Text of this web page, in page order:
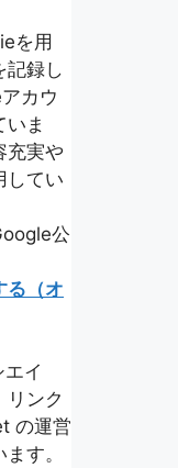
を用
記録し
カウ
ま
充実や
してい
公
る（オ
イ
リンク
の運営
す。